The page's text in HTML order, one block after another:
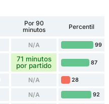
Por 90
minutos
Percentil
N/A 99
71 minutos
por partido
87
N/A 28
N/A 92